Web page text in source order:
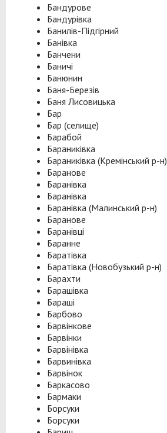
Бандурове
Бандурівка
Банилів-Підгірний
Банівка
Банчени
Баничі
Банюнин
Баня-Березів
Баня Лисовицька
Бар
Бар (селище)
Барабой
Бараниківка
Бараниківка (Кремінський р-н)
Баранове
Баранівка
Баранівка
Баранівка (Малинський р-н)
Баранове
Баранівці
Баранне
Баратівка
Баратівка (Новобузький р-н)
Барахти
Барашівка
Бараші
Барбово
Барвінкове
Барвінки
Барвінівка
Барвинівка
Барвінок
Баркасово
Бармаки
Борсуки
Борсуки